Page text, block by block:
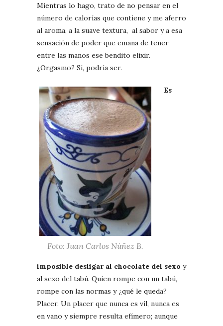
Mientras lo hago, trato de no pensar en el
número de calorías que contiene y me aferro
al aroma, a la suave textura, al sabor y a esa
sensación de poder que emana de tener
entre las manos ese bendito elixir.
¿Orgasmo? Sí, podría ser.
Foto: Juan Carlos Núñez B.
Es
imposible desligar al chocolate del sexo y
al sexo del tabú. Quien rompe con un tabú,
rompe con las normas y ¿qué le queda?
Placer. Un placer que nunca es vil, nunca es
en vano y siempre resulta efímero; aunque